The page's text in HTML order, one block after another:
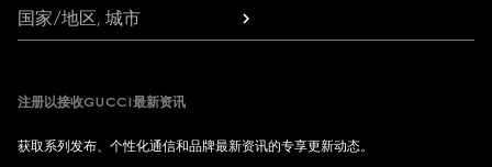
国家/地区, 城市
注册以接收GUCCI最新资讯
获取系列发布、个性化通信和品牌最新资讯的专享更新动态。